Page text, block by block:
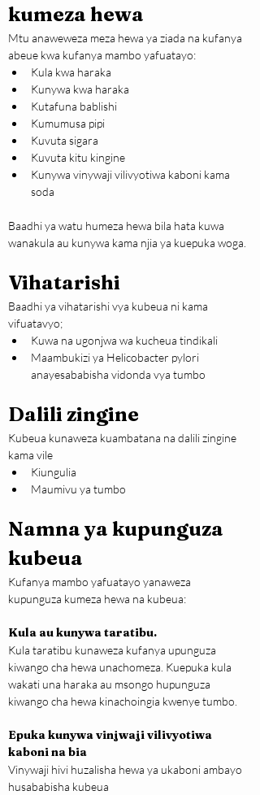
kumeza hewa
Mtu anaweweza meza hewa ya ziada na kufanya
abeue kwa kufanya mambo yafuatayo:
Kula kwa haraka
Kunywa kwa haraka
Kutafuna bablishi
Kumumusa pipi
Kuvuta sigara
Kuvuta kitu kingine
Kunywa vinywaji vilivyotiwa kaboni kama
soda
Baadhi ya watu humeza hewa bila hata kuwa
wanakula au kunywa kama njia ya kuepuka woga.
Vihatarishi
Baadhi ya vihatarishi vya kubeua ni kama
vifuatavyo;
Kuwa na ugonjwa wa kucheua tindikali
Maambukizi ya Helicobacter pylori
anayesababisha vidonda vya tumbo
Dalili zingine
Kubeua kunaweza kuambatana na dalili zingine
kama vile
Kiungulia
Maumivu ya tumbo
Namna ya kupunguza
kubeua
Kufanya mambo yafuatayo yanaweza
kupunguza kumeza hewa na kubeua:
Kula au kunywa taratibu.
Kula taratibu kunaweza kufanya upunguza
kiwango cha hewa unachomeza. Kuepuka kula
wakati una haraka au msongo hupunguza
kiwango cha hewa kinachoingia kwenye tumbo.
Epuka kunywa vinjwaji vilivyotiwa
kaboni na bia
Vinywaji hivi huzalisha hewa ya ukaboni ambayo
husababisha kubeua